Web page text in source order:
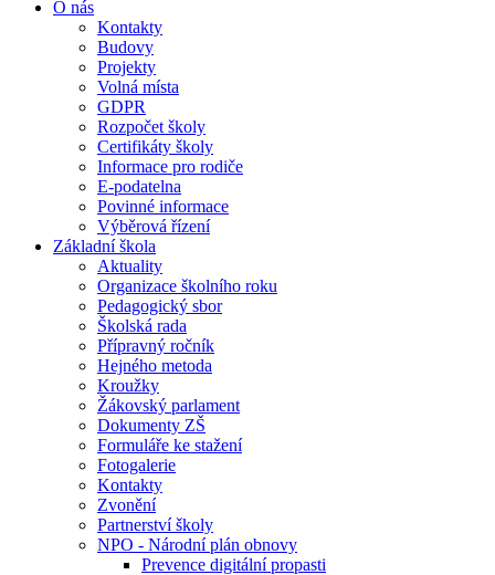
O nás
Kontakty
Budovy
Projekty
Volná místa
GDPR
Rozpočet školy
Certifikáty školy
Informace pro rodiče
E-podatelna
Povinné informace
Výběrová řízení
Základní škola
Aktuality
Organizace školního roku
Pedagogický sbor
Školská rada
Přípravný ročník
Hejného metoda
Kroužky
Žákovský parlament
Dokumenty ZŠ
Formuláře ke stažení
Fotogalerie
Kontakty
Zvonění
Partnerství školy
NPO - Národní plán obnovy
Prevence digitální propasti